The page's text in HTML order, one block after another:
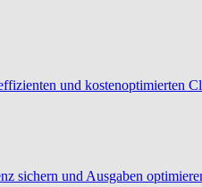
und kostenoptimierten
sichern und Ausgaben